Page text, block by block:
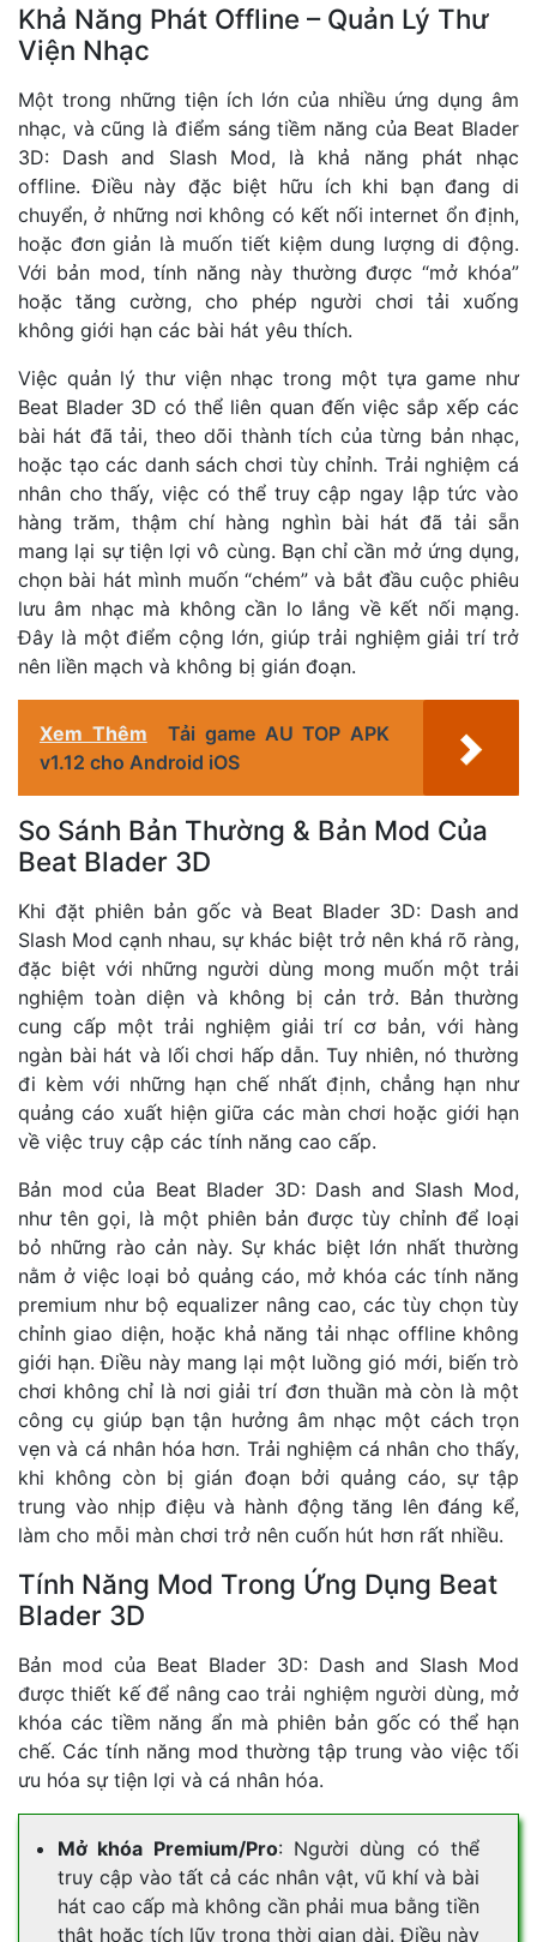
Khả Năng Phát Offline – Quản Lý Thư
Viện Nhạc
Một trong những tiện ích lớn của nhiều ứng dụng âm
nhạc, và cũng là điểm sáng tiềm năng của Beat Blader
3D: Dash and Slash Mod, là khả năng phát nhạc
offline. Điều này đặc biệt hữu ích khi bạn đang di
chuyển, ở những nơi không có kết nối internet ổn định,
hoặc đơn giản là muốn tiết kiệm dung lượng di động.
Với bản mod, tính năng này thường được “mở khóa”
hoặc tăng cường, cho phép người chơi tải xuống
không giới hạn các bài hát yêu thích.
Việc quản lý thư viện nhạc trong một tựa game như
Beat Blader 3D có thể liên quan đến việc sắp xếp các
bài hát đã tải, theo dõi thành tích của từng bản nhạc,
hoặc tạo các danh sách chơi tùy chỉnh. Trải nghiệm cá
nhân cho thấy, việc có thể truy cập ngay lập tức vào
hàng trăm, thậm chí hàng nghìn bài hát đã tải sẵn
mang lại sự tiện lợi vô cùng. Bạn chỉ cần mở ứng dụng,
chọn bài hát mình muốn “chém” và bắt đầu cuộc phiêu
lưu âm nhạc mà không cần lo lắng về kết nối mạng.
Đây là một điểm cộng lớn, giúp trải nghiệm giải trí trở
nên liền mạch và không bị gián đoạn.
Xem Thêm
Tải game AU TOP APK
v1.12 cho Android iOS
So Sánh Bản Thường & Bản Mod Của
Beat Blader 3D
Khi đặt phiên bản gốc và Beat Blader 3D: Dash and
Slash Mod cạnh nhau, sự khác biệt trở nên khá rõ ràng,
đặc biệt với những người dùng mong muốn một trải
nghiệm toàn diện và không bị cản trở. Bản thường
cung cấp một trải nghiệm giải trí cơ bản, với hàng
ngàn bài hát và lối chơi hấp dẫn. Tuy nhiên, nó thường
đi kèm với những hạn chế nhất định, chẳng hạn như
quảng cáo xuất hiện giữa các màn chơi hoặc giới hạn
về việc truy cập các tính năng cao cấp.
Bản mod của Beat Blader 3D: Dash and Slash Mod,
như tên gọi, là một phiên bản được tùy chỉnh để loại
bỏ những rào cản này. Sự khác biệt lớn nhất thường
nằm ở việc loại bỏ quảng cáo, mở khóa các tính năng
premium như bộ equalizer nâng cao, các tùy chọn tùy
chỉnh giao diện, hoặc khả năng tải nhạc offline không
giới hạn. Điều này mang lại một luồng gió mới, biến trò
chơi không chỉ là nơi giải trí đơn thuần mà còn là một
công cụ giúp bạn tận hưởng âm nhạc một cách trọn
vẹn và cá nhân hóa hơn. Trải nghiệm cá nhân cho thấy,
khi không còn bị gián đoạn bởi quảng cáo, sự tập
trung vào nhịp điệu và hành động tăng lên đáng kể,
làm cho mỗi màn chơi trở nên cuốn hút hơn rất nhiều.
Tính Năng Mod Trong Ứng Dụng Beat
Blader 3D
Bản mod của Beat Blader 3D: Dash and Slash Mod
được thiết kế để nâng cao trải nghiệm người dùng, mở
khóa các tiềm năng ẩn mà phiên bản gốc có thể hạn
chế. Các tính năng mod thường tập trung vào việc tối
ưu hóa sự tiện lợi và cá nhân hóa.
Mở khóa Premium/Pro: Người dùng có thể
truy cập vào tất cả các nhân vật, vũ khí và bài
hát cao cấp mà không cần phải mua bằng tiền
thật hoặc tích lũy trong thời gian dài. Điều này